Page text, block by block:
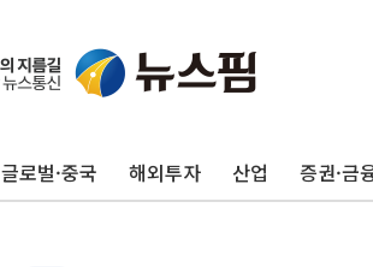
글로벌·중국 해외투자 산업 증권·금
뉴욕증시, 유가·금리 부담에 하락…다
이란, 오만과 호르무즈 해협 재개방